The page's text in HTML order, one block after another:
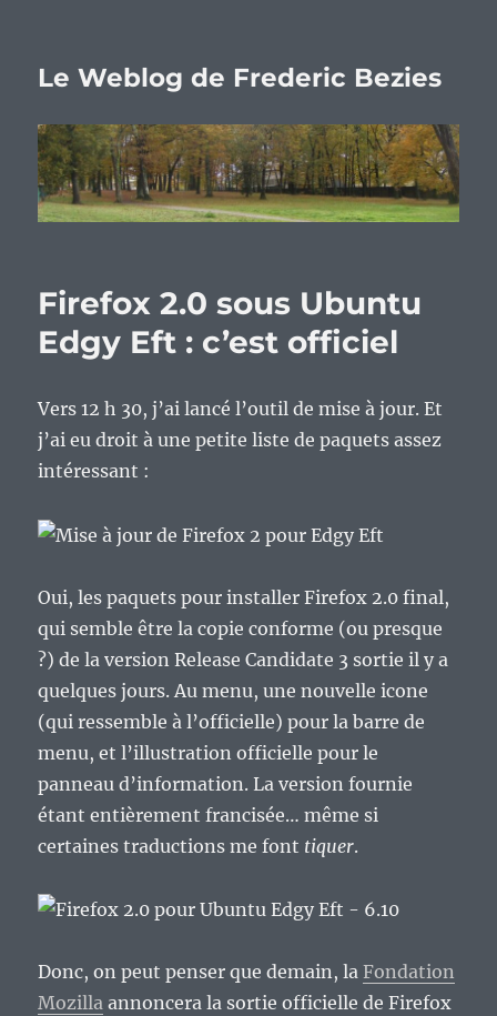
Le Weblog de Frederic Bezies
Firefox 2.0 sous Ubuntu
Edgy Eft : c’est officiel
Vers 12 h 30, j’ai lancé l’outil de mise à jour. Et
j’ai eu droit à une petite liste de paquets assez
intéressant :
Oui, les paquets pour installer Firefox 2.0 final,
qui semble être la copie conforme (ou presque
?) de la version Release Candidate 3 sortie il y a
quelques jours. Au menu, une nouvelle icone
(qui ressemble à l’officielle) pour la barre de
menu, et l’illustration officielle pour le
panneau d’information. La version fournie
étant entièrement francisée… même si
certaines traductions me font tiquer.
Donc, on peut penser que demain, laFondation
Mozilla annoncera la sortie officielle de Firefox